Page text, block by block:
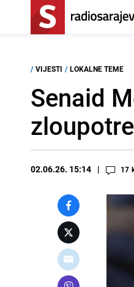
/ VIJESTI / LOKALNE TEME
Senaid
02.06.26. 15:14 17